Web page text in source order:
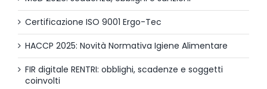
Certificazione ISO 9001 Ergo-Tec
HACCP 2025: Novità Normativa Igiene Alimentare
FIR digitale RENTRI: obblighi, scadenze e soggetti
coinvolti